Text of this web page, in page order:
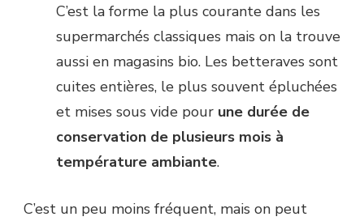
C’est la forme la plus courante dans les
supermarchés classiques mais on la trouve
aussi en magasins bio. Les betteraves sont
cuites entières, le plus souvent épluchées
et mises sous vide pour une durée de
conservation de plusieurs mois à
température ambiante.
C’est un peu moins fréquent, mais on peut